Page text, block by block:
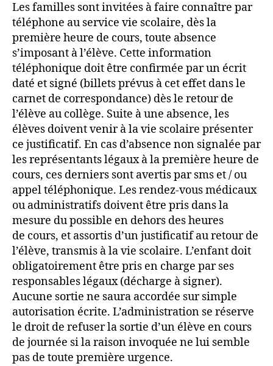
Les familles sont invitées à faire connaître par
téléphone au service vie scolaire, dès la
première heure de cours, toute absence
s’imposant à l’élève. Cette information
téléphonique doit être confirmée par un écrit
daté et signé (billets prévus à cet effet dans le
carnet de correspondance) dès le retour de
l’élève au collège. Suite à une absence, les
élèves doivent venir à la vie scolaire présenter
ce justificatif. En cas d’absence non signalée par
les représentants légaux à la première heure de
cours, ces derniers sont avertis par sms et / ou
appel téléphonique. Les rendez-vous médicaux
ou administratifs doivent être pris dans la
mesure du possible en dehors des heures
de cours, et assortis d’un justificatif au retour de
l’élève, transmis à la vie scolaire. L’enfant doit
obligatoirement être pris en charge par ses
responsables légaux (décharge à signer).
Aucune sortie ne saura accordée sur simple
autorisation écrite. L’administration se réserve
le droit de refuser la sortie d’un élève en cours
de journée si la raison invoquée ne lui semble
pas de toute première urgence.